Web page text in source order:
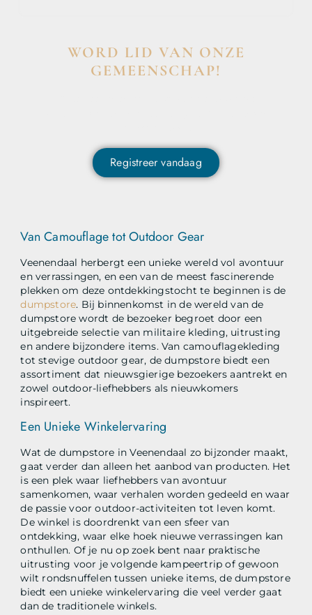
Van Camouflage tot Outdoor Gear
Veenendaal herbergt een unieke wereld vol avontuur
en verrassingen, en een van de meest fascinerende
plekken om deze ontdekkingstocht te beginnen is de
dumpstore. Bij binnenkomst in de wereld van de
dumpstore wordt de bezoeker begroet door een
uitgebreide selectie van militaire kleding, uitrusting
en andere bijzondere items. Van camouflagekleding
tot stevige outdoor gear, de dumpstore biedt een
assortiment dat nieuwsgierige bezoekers aantrekt en
zowel outdoor-liefhebbers als nieuwkomers
inspireert.
Een Unieke Winkelervaring
Wat de dumpstore in Veenendaal zo bijzonder maakt,
gaat verder dan alleen het aanbod van producten. Het
is een plek waar liefhebbers van avontuur
samenkomen, waar verhalen worden gedeeld en waar
de passie voor outdoor-activiteiten tot leven komt.
De winkel is doordrenkt van een sfeer van
ontdekking, waar elke hoek nieuwe verrassingen kan
onthullen. Of je nu op zoek bent naar praktische
uitrusting voor je volgende kampeertrip of gewoon
wilt rondsnuffelen tussen unieke items, de dumpstore
biedt een unieke winkelervaring die veel verder gaat
dan de traditionele winkels.
WORD LID VAN ONZE
GEMEENSCHAP!
Registreer vandaag